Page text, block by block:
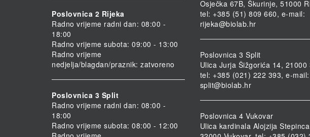
Poslovnica 2 Rijeka
Radno vrijeme radni dan: 08:00 -
18:00
Radno vrijeme subota: 09:00 - 13:00
Radno vrijeme
nedjelja/blagdan/praznik: zatvoreno
Poslovnica 3 Split
Radno vrijeme radni dan: 08:00 -
18:00
Radno vrijeme subota: 08:00 - 12:00
Osječka 67B, Škurinje, 51000
tel: +385 (51) 809 660, e-mail:
rijeka@biolab.hr
Poslovnica 3 Split
Ulica Jurja Šižgorića 14, 21000
tel: +385 (021) 222 393, e-mail:
split@biolab.hr
Poslovnica 4 Vukovar
Ulica kardinala Alojzija